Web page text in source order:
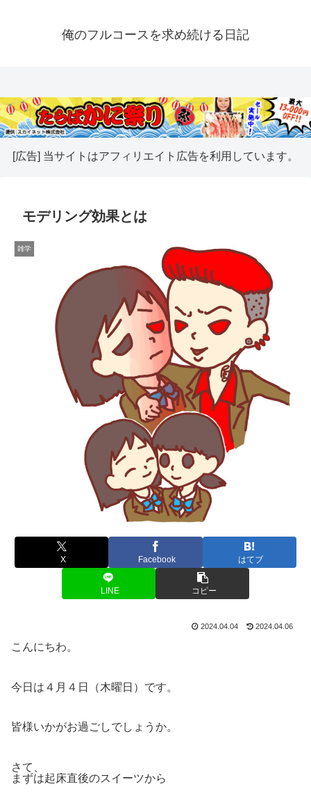
俺のフルコースを求め続ける日記
[広告] 当サイトはアフィリエイト広告を利用しています。
モデリング効果とは
雑学
X Facebook はてブ
LINE コピー
2024.04.04 2024.04.06
こんにちわ。
今日は４月４日（木曜日）です。
皆様いかがお過ごしでしょうか。
さて、
まずは起床直後のスイーツから